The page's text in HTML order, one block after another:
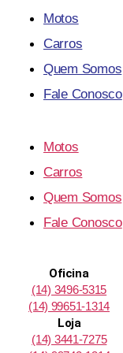
Motos
Carros
Quem Somos
Fale Conosco
Motos
Carros
Quem Somos
Fale Conosco
Oficina
(14) 3496-5315
(14) 99651-1314
Loja
(14) 3441-7275